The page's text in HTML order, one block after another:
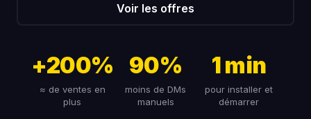
Voir les offres
+200%
≈ de ventes en
plus
90%
moins de DMs
manuels
1 min
pour installer et
démarrer